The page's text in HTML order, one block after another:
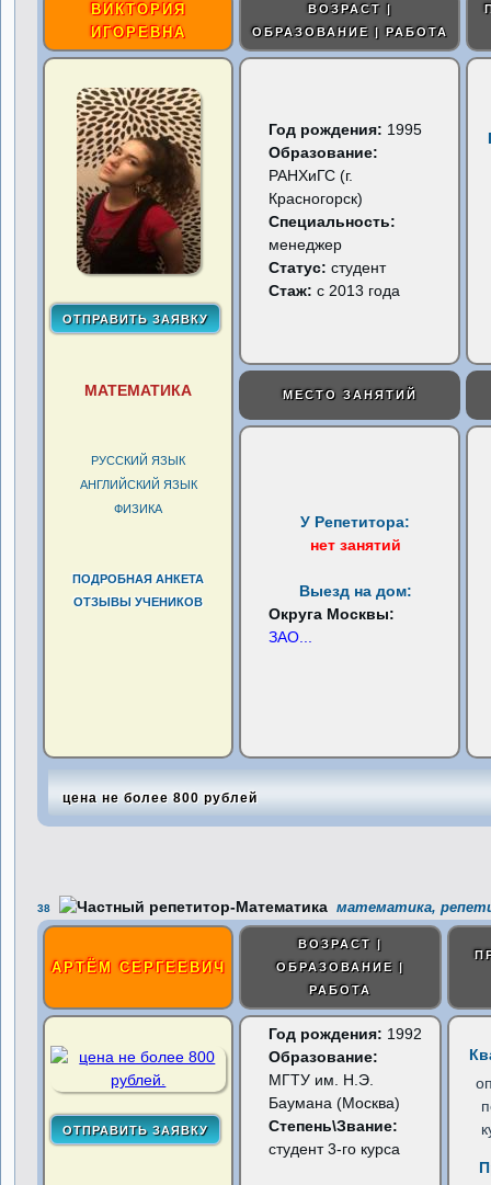
ВИКТОРИЯ
ИГОРЕВНА
ВОЗРАСТ |
ОБРАЗОВАНИЕ | РАБОТА
МАТЕМАТИКА
РУССКИЙ ЯЗЫК
АНГЛИЙСКИЙ ЯЗЫК
ФИЗИКА
ПОДРОБНАЯ АНКЕТА
ОТЗЫВЫ УЧЕНИКОВ
Год рождения: 1995
Образование:
РАНХиГС (г.
Красногорск)
Специальность:
менеджер
Статус:студент
Стаж: с 2013 года
МЕСТО ЗАНЯТИЙ
У Репетитора:
нет занятий
Выезд на дом:
Округа Москвы:
ЗАО
цена не более 800 рублей
38 математика,
АРТЁМ СЕРГЕЕВИЧ
ВОЗРАСТ |
ОБРАЗОВАНИЕ |
РАБОТА
Год рождения: 1992
Образование:
МГТУ им. Н.Э.
Баумана (Москва)
Степень\Звание:
студент 3-го курса